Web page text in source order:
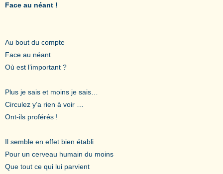
Face au néant !
Au bout du compte
Face au néant
Où est l’important ?
Plus je sais et moins je sais…
Circulez y’a rien à voir …
Ont-ils proférés !
Il semble en effet bien établi
Pour un cerveau humain du moins
Que tout ce qui lui parvient